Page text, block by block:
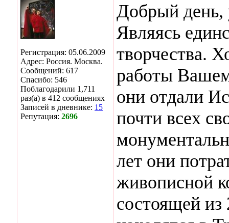
Регистрация: 05.06.2009
Адрес: Россия. Москва.
Сообщений: 617
Спасибо: 546
Поблагодарили 1,711
раз(а) в 412 сообщениях
Записей в дневнике: 15
Репутация: 2696
Добрый день,
Являясь
творчества.
работы
они отдали
почти всех
лет они
живописной
состоящей из